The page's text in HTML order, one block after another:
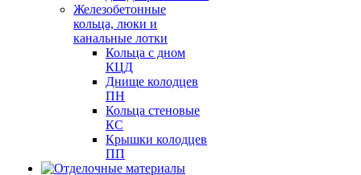
Железобетонные
кольца, люки и
канальные лотки
Кольца с дном
КЦД
Днище колодцев
ПН
Кольца стеновые
КС
Крышки колодцев
ПП